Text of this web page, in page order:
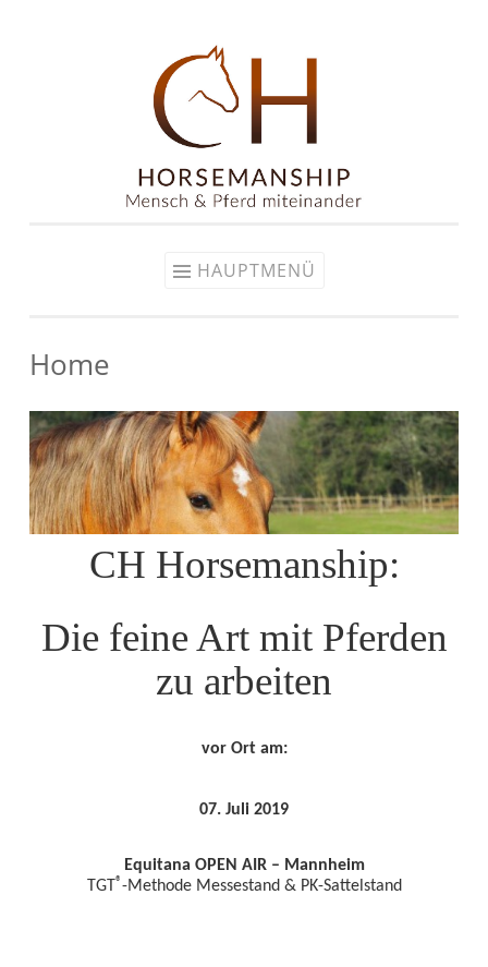
HAUPTMENÜ
Home
CH Horsemanship:
Die feine Art mit Pferden
zu arbeiten
vor Ort am:
07. Juli 2019
Equitana OPEN AIR – Mannheim
TGT ®-Methode Messestand & PK-Sattelstand